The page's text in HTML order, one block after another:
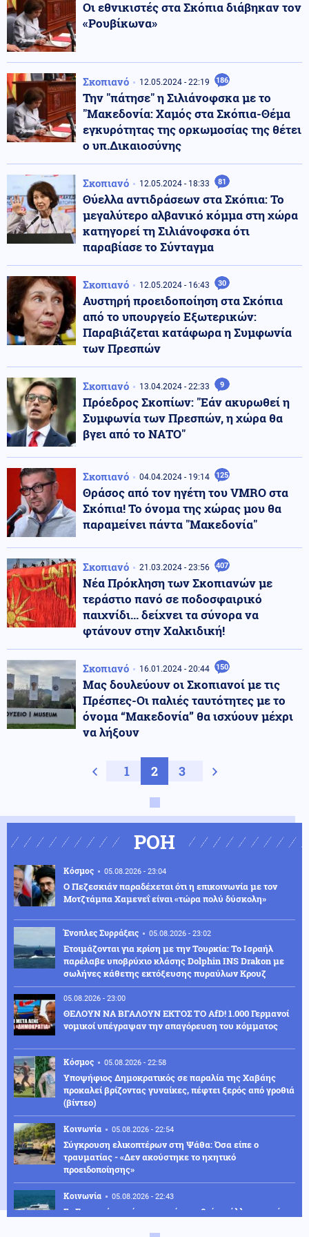
Οι εθνικιστές στα Σκόπια διάβηκαν τον
«Ρουβίκωνα»
Σκοπιανό 12.05.2024 - 22:19 186
Την "πάτησε" η Σιλιάνοφσκα με το
"Μακεδονία: Χαμός στα Σκόπια-Θέμα
εγκυρότητας της ορκωμοσίας της θέτει
ο υπ.Δικαιοσύνης
Σκοπιανό 12.05.2024 - 18:33 81
Θύελλα αντιδράσεων στα Σκόπια: Το
μεγαλύτερο αλβανικό κόμμα στη χώρα
κατηγορεί τη Σιλιάνοφσκα ότι
παραβίασε το Σύνταγμα
Σκοπιανό 12.05.2024 - 16:43 30
Αυστηρή προειδοποίηση στα Σκόπια
από το υπουργείο Εξωτερικών:
Παραβιάζεται κατάφωρα η Συμφωνία
των Πρεσπών
Σκοπιανό 13.04.2024 - 22:33 9
Πρόεδρος Σκοπίων: "Εάν ακυρωθεί η
Συμφωνία των Πρεσπών, η χώρα θα
βγει από το ΝΑΤΟ"
Σκοπιανό 04.04.2024 - 19:14 125
Θράσος από τον ηγέτη του VMRO στα
Σκόπια! Το όνομα της χώρας μου θα
παραμείνει πάντα "Μακεδονία"
Σκοπιανό 21.03.2024 - 23:56 407
Νέα Πρόκληση των Σκοπιανών με
τεράστιο πανό σε ποδοσφαιρικό
παιχνίδι... δείχνει τα σύνορα να
φτάνουν στην Χαλκιδική!
Σκοπιανό 16.01.2024 - 20:44 150
Μας δουλεύουν οι Σκοπιανοί με τις
Πρέσπες-Οι παλιές ταυτότητες με το
όνομα “Μακεδονία” θα ισχύουν μέχρι
να λήξουν
Προηγούμενη σελίδα
1 2 3 Next page
ΡΟΗ
Κόσμος 05.08.2026 - 23:04
Ο Πεζεσκιάν παραδέχεται ότι η επικοινωνία με τον
Μοτζτάμπα Χαμενεΐ είναι «τώρα πολύ δύσκολη»
Ένοπλες Συρράξεις 05.08.2026 - 23:02
Ετοιμάζονται για κρίση με την Τουρκία: Το Ισραήλ
παρέλαβε υποβρύχιο κλάσης Dolphin INS Drakon με
σωλήνες κάθετης εκτόξευσης πυραύλων Κρουζ
05.08.2026 - 23:00
ΘΕΛΟΥΝ ΝΑ ΒΓΑΛΟΥΝ ΕΚΤΟΣ ΤΟ AfD! 1.000 Γερμανοί
νομικοί υπέγραψαν την απαγόρευση του κόμματος
Κόσμος 05.08.2026 - 22:58
Υποψήφιος Δημοκρατικός σε παραλία της Χαβάης
προκαλεί βρίζοντας γυναίκες, πέφτει ξερός από γροθιά
(βίντεο)
Κοινωνία 05.08.2026 - 22:54
Σύγκρουση ελικοπτέρων στη Ψάθα: Όσα είπε ο
τραυματίας - «Δεν ακούστηκε το ηχητικό
προειδοποίησης»
Κοινωνία 05.08.2026 - 22:43
Σε Γερμανό τουρίστα που είχε χαθεί με άλλους επτά